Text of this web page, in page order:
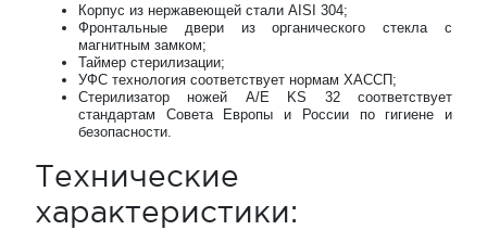
Корпус из нержавеющей стали AISI 304;
Фронтальные двери из органического стекла с
магнитным замком;
Таймер стерилизации;
УФС технология соответствует нормам ХАССП;
Стерилизатор ножей A/E KS 32 соответствует
стандартам Совета Европы и России по гигиене и
безопасности.
Технические
характеристики: